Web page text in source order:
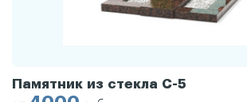
Памятник из стекла С-5